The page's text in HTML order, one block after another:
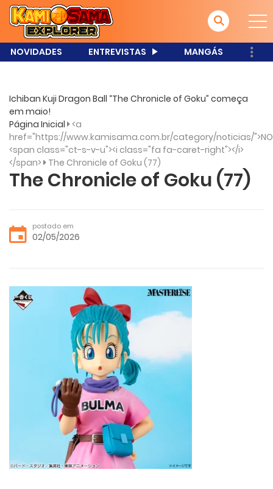
NOVIDADES ENTREVISTAS MANGÁS
Ichiban Kuji Dragon Ball “The Chronicle of Goku” começa
em maio!
Página Inicial <a
href="https://www.kamisama.com.br/category/noticias/
<span class="ct-s-v-u"><i class="fa fa-caret-right"></i>
</span> The Chronicle of Goku (77)
The Chronicle of Goku (77)
postado em
02/05/2026